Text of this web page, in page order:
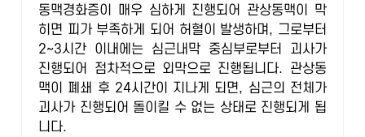
동맥경화증이 매우 심하게 진행되어 관상동맥이 막
히면 피가 부족하게 되어 허혈이 발생하며, 그로부터
2~3시간 이내에는 심근내막 중심부로부터 괴사가
진행되어 점차적으로 외막으로 진행됩니다. 관상동
맥이 폐쇄 후 24시간이 지나게 되면, 심근의 전체가
괴사가 진행되어 돌이킬 수 없는 상태로 진행되게 됩
니다.